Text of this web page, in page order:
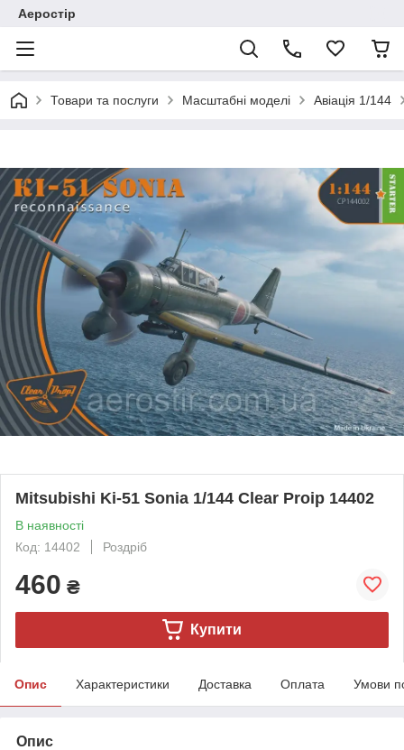
Аеростір
Товари та послуги Масштабні моделі Авіація 1/144
Mitsubishi Ki-51 Sonia 1/144 Clear Proip 14402
В наявності
Код: 14402
Роздріб
460 ₴
Купити
Опис Характеристики Доставка Оплата Умови
Опис